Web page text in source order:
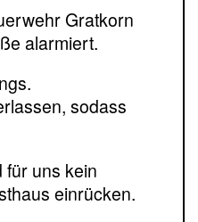
Gratkorn
alarmiert.
sodass
uns kein
einrücken.